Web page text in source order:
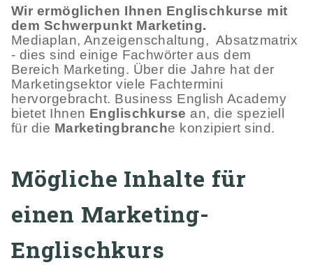
Wir ermöglichen Ihnen Englischkurse mit
dem Schwerpunkt Marketing.
Mediaplan, Anzeigenschaltung, Absatzmatrix
- dies sind einige Fachwörter aus dem
Bereich Marketing. Über die Jahre hat der
Marketingsektor viele Fachtermini
hervorgebracht. Business English Academy
bietet Ihnen Englischkurse an, die speziell
für die Marketingbranche konzipiert sind.
Mögliche Inhalte für
einen Marketing-
Englischkurs